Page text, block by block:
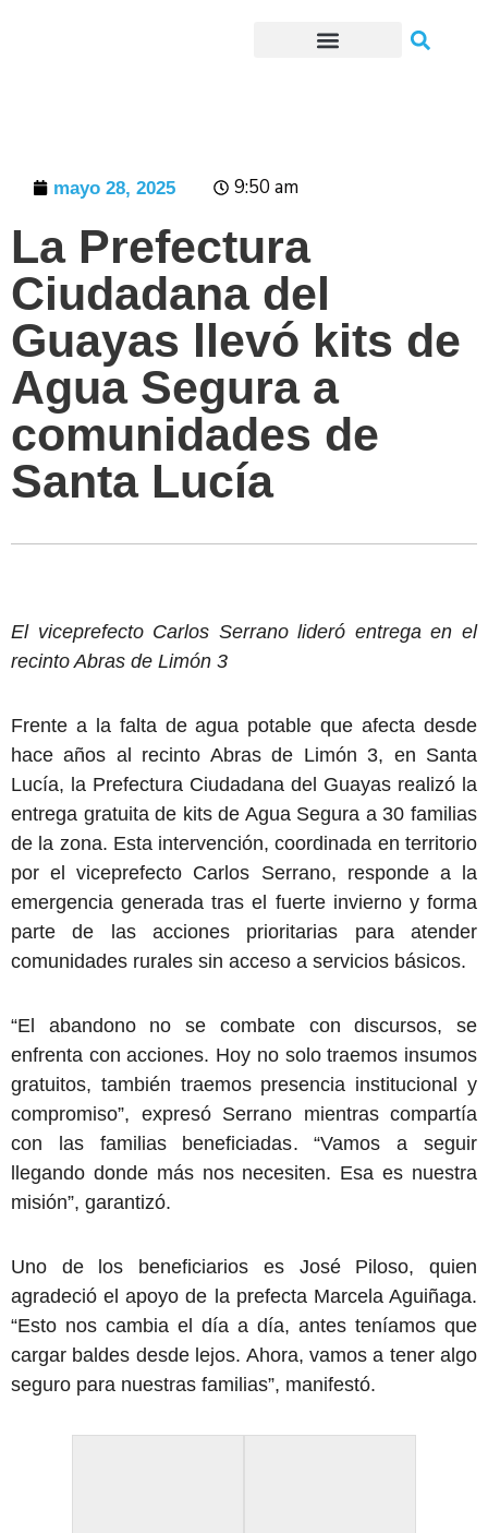
mayo 28, 2025 9:50 am
La Prefectura
Ciudadana del
Guayas llevó kits de
Agua Segura a
comunidades de
Santa Lucía
El viceprefecto Carlos Serrano lideró entrega en el
recinto Abras de Limón 3
Frente a la falta de agua potable que afecta desde
hace años al recinto Abras de Limón 3, en Santa
Lucía, la Prefectura Ciudadana del Guayas realizó la
entrega gratuita de kits de Agua Segura a 30 familias
de la zona. Esta intervención, coordinada en territorio
por el viceprefecto Carlos Serrano, responde a la
emergencia generada tras el fuerte invierno y forma
parte de las acciones prioritarias para atender
comunidades rurales sin acceso a servicios básicos.
“El abandono no se combate con discursos, se
enfrenta con acciones. Hoy no solo traemos insumos
gratuitos, también traemos presencia institucional y
compromiso”, expresó Serrano mientras compartía
con las familias beneficiadas. “Vamos a seguir
llegando donde más nos necesiten. Esa es nuestra
misión”, garantizó.
Uno de los beneficiarios es José Piloso, quien
agradeció el apoyo de la prefecta Marcela Aguiñaga.
“Esto nos cambia el día a día, antes teníamos que
cargar baldes desde lejos. Ahora, vamos a tener algo
seguro para nuestras familias”, manifestó.